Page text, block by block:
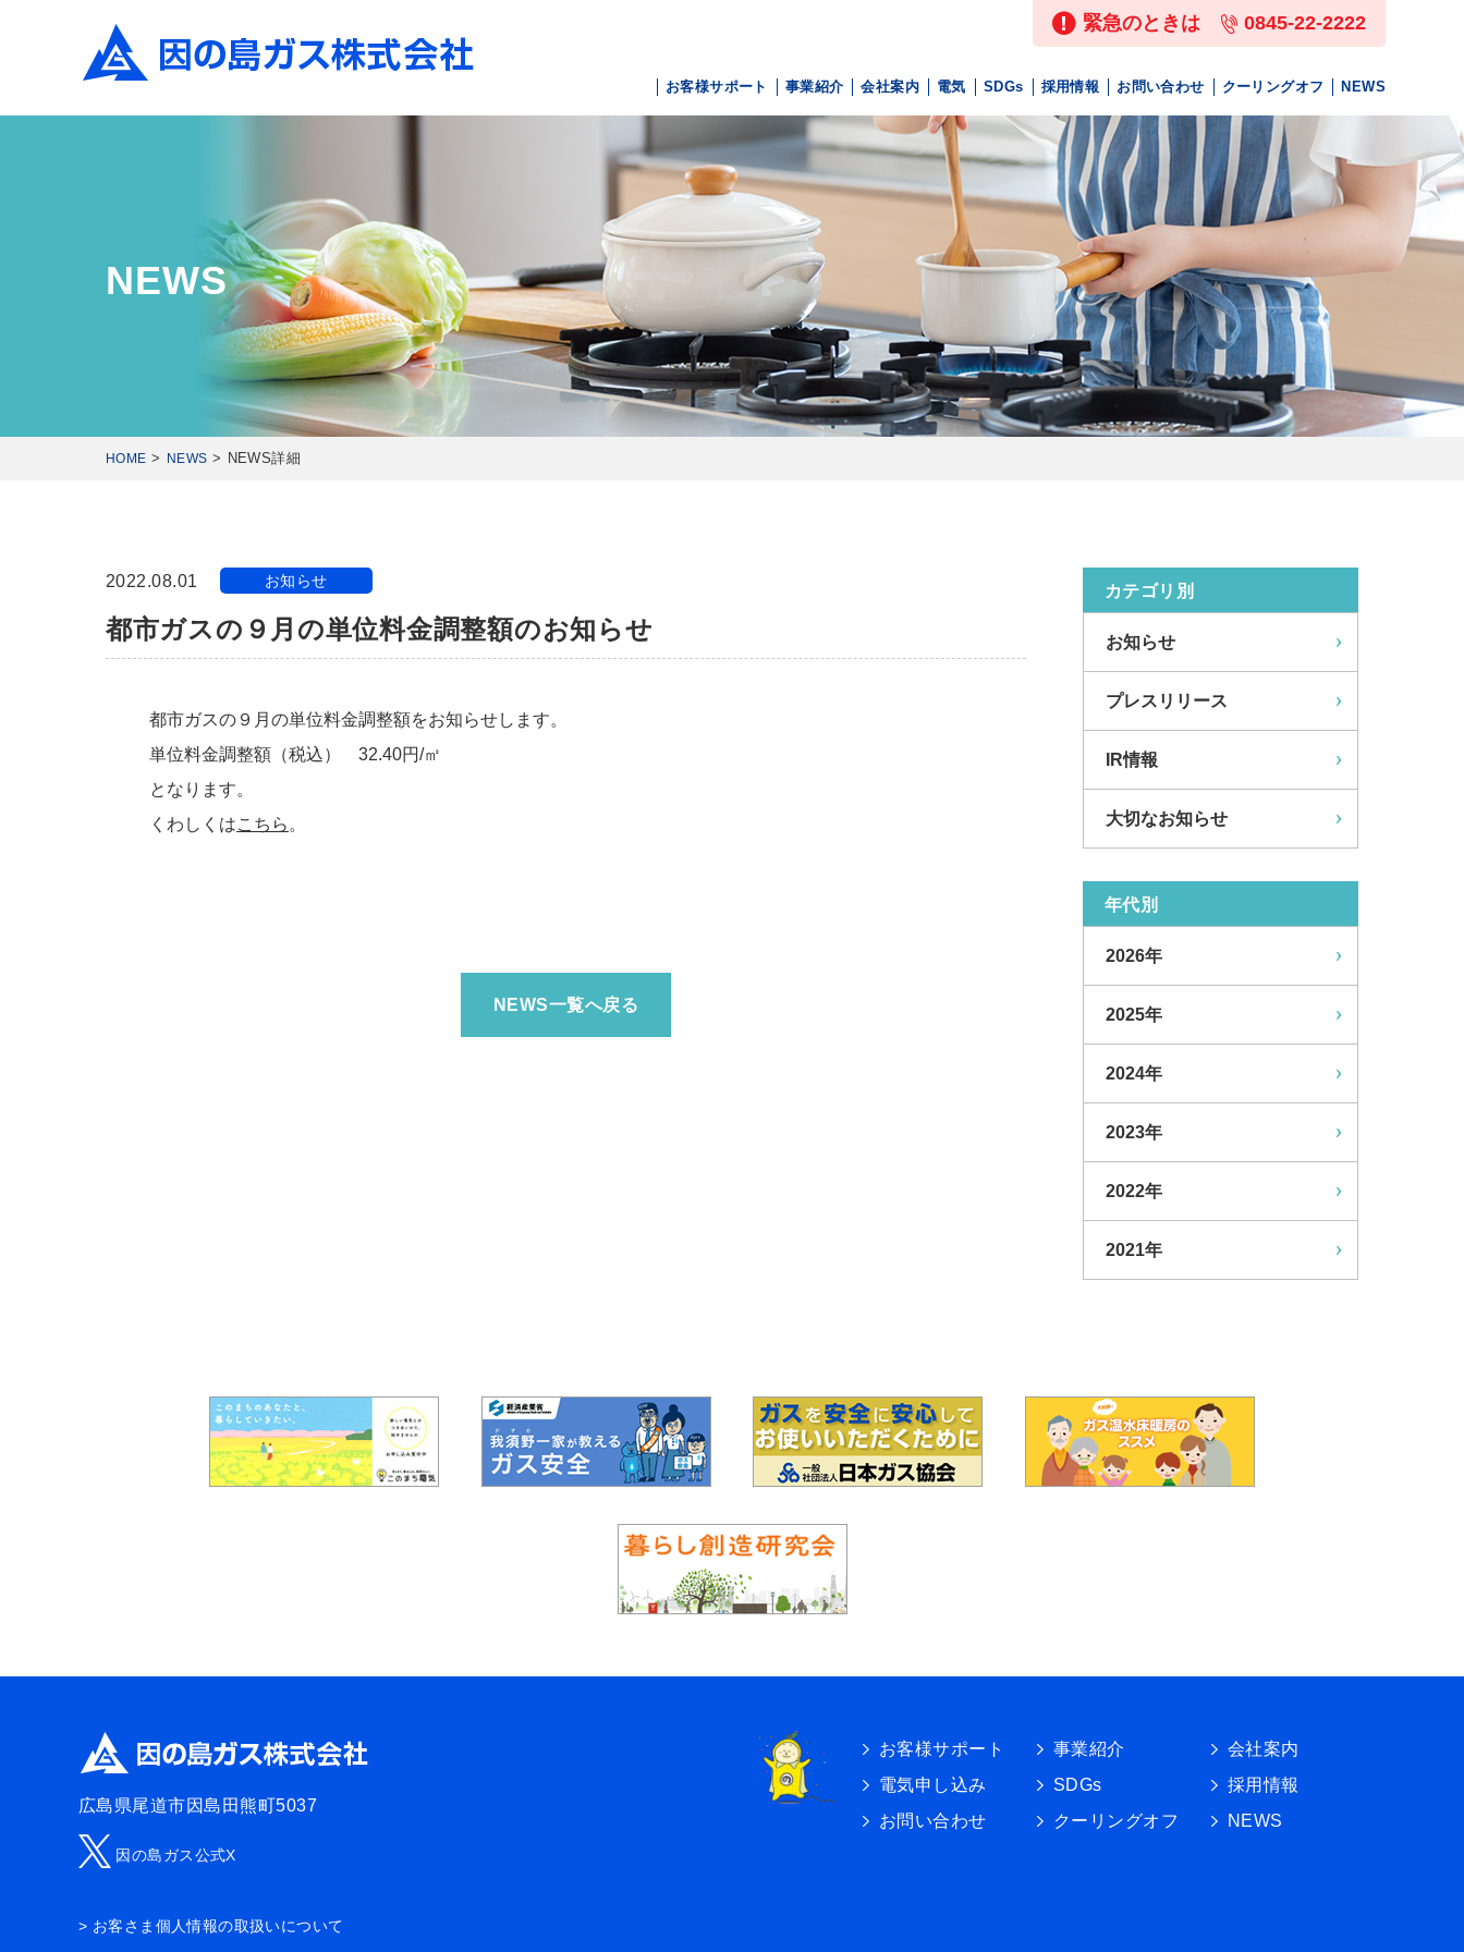
緊急のときは 0845-22-2222
お客様サポート 事業紹介 会社案内 電気 SDGs 採用情報 お問い合わせ クーリングオフ NEWS
NEWS
HOME NEWS NEWS詳細
2022.08.01 お知らせ
都市ガスの９月の単位料金調整額のお知らせ
都市ガスの９月の単位料金調整額をお知らせします。
単位料金調整額（税込） 32.40円/㎥
となります。
くわしくはこちら 。
NEWS一覧へ戻る
カテゴリ別
お知らせ
プレスリリース
IR情報
大切なお知らせ
年代別
2026年
2025年
2024年
2023年
2022年
2021年
広島県尾道市因島田熊町5037
因の島ガス公式X
お客様サポート 事業紹介
会社案内
電気申し込み
SDGs
採用情報
お問い合わせ
クーリングオフ NEWS
> お客さま個人情報の取扱いについて